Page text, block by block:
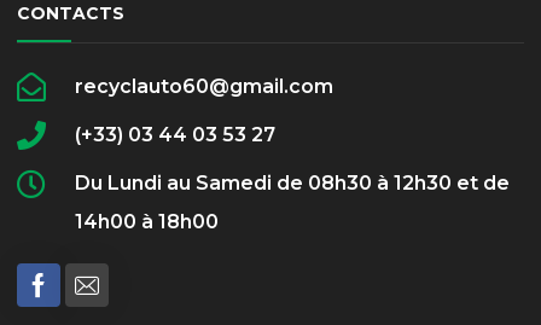
CONTACTS
recyclauto60@gmail.com
(+33) 03 44 03 53 27
Du Lundi au Samedi de 08h30 à 12h30 et de
14h00 à 18h00